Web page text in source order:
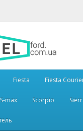
Fiesta Fiesta
S-max Scorpio